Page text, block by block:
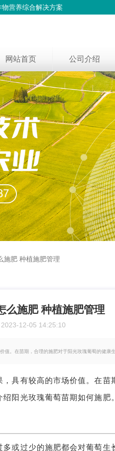
营养综合解决方案
网站首页 公司介绍
施肥 种植施肥管理
么施肥 种植施肥管理
2023-12-05 14:25:10
。在苗期，合理的施肥对于阳光玫瑰葡萄的健康
有较高的市场价值。在苗
阳光玫瑰葡萄苗期如何施肥。
过少的施肥都会对葡萄生